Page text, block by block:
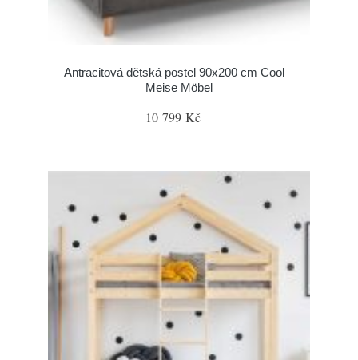
Antracitová dětská postel 90x200 cm Cool –
Meise Möbel
10 799 Kč